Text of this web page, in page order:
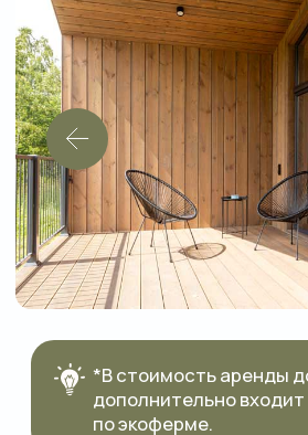
дополнительно входит прогулка
по экоферме.
Дополнительно для Вас:
Размещение детей: до 4 лет бесплатно,
Размещение с питомцем (Дом № 25)
Про возможные доп.услуги: ранний
заезд/ поздний выезд и тд.
Мини холодильник
Кондиционер
Микроволновая
печь
Тостер
Электрический
чайник
TV SMART
Фен
Аудиоколонка
WI-FI
Для комфорта в доме есть техника: